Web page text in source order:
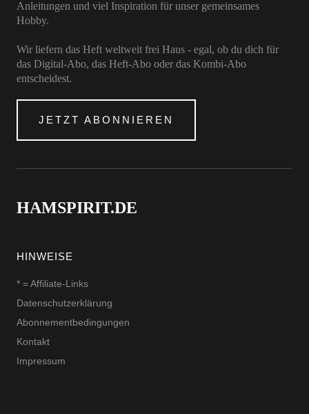
Anleitungen und viel Inspiration für unser gemeinsames
Hobby.
Wir liefern das Heft weltweit frei Haus - egal, ob du dich für
das Digital-Abo, das Heft-Abo oder das Kombi-Abo
entscheidest.
JETZT ABONNIEREN
HAMSPIRIT.DE
HINWEISE
* = Affiliate-Links
Datenschutzerklärung
Abonnementbedingungen
Kontakt
Impressum